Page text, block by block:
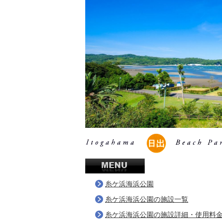
糸ケ浜海浜公園
糸ケ浜海浜公園の施設一覧
糸ケ浜海浜公園の施設詳細・使用料